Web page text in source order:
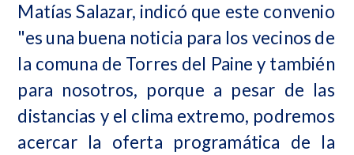
Matías Salazar, indicó que este convenio
"es una buena noticia para los vecinos de
la comuna de Torres del Paine y también
para nosotros, porque a pesar de las
distancias y el clima extremo, podremos
acercar la oferta programática de la